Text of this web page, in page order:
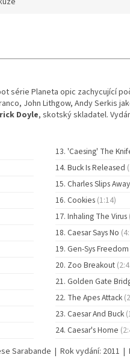
série Planeta opic zachycující
John Lithgow, Andy Serkis
Doyle, skotský skladatel.
'Caesing' The
Buck Is Released
Charles Slips Away
Cookies (1:14)
Inhaling The Virus
Caesar Says No
Gen-Sys Freedom
Zoo Breakout
Golden Gate
The Apes Attack
Caesar And Buck
Caesar's Home
Sarabande | Rok vydání: 2011 |